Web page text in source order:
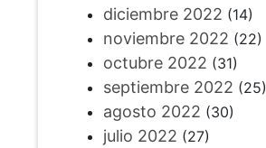
diciembre 2022 (14)
noviembre 2022 (22)
octubre 2022 (31)
septiembre 2022 (25)
agosto 2022 (30)
julio 2022 (27)